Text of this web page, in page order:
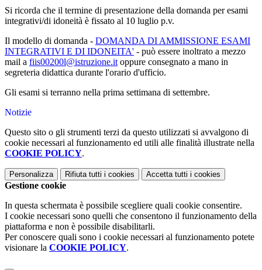
Si ricorda che il termine di presentazione della domanda per esami
integrativi/di idoneità è fissato al 10 luglio p.v.
Il modello di domanda - DOMANDA DI AMMISSIONE ESAMI
INTEGRATIVI E DI IDONEITA' - può essere inoltrato a mezzo
mail a fiis00200l@istruzione.it oppure consegnato a mano in
segreteria didattica durante l'orario d'ufficio.
Gli esami si terranno nella prima settimana di settembre.
Notizie
Questo sito o gli strumenti terzi da questo utilizzati si avvalgono di
cookie necessari al funzionamento ed utili alle finalità illustrate nella
COOKIE POLICY.
Personalizza Rifiuta tutti i cookies Accetta tutti i cookies
Gestione cookie
In questa schermata è possibile scegliere quali cookie consentire.
I cookie necessari sono quelli che consentono il funzionamento della
piattaforma e non è possibile disabilitarli.
Per conoscere quali sono i cookie necessari al funzionamento potete
visionare la COOKIE POLICY.